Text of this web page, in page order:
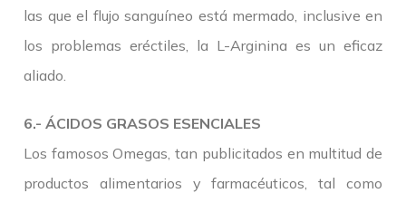
las que el flujo sanguíneo está mermado, inclusive en
los problemas eréctiles, la L-Arginina es un eficaz
aliado.
6.- ÁCIDOS GRASOS ESENCIALES
Los famosos Omegas, tan publicitados en multitud de
productos alimentarios y farmacéuticos, tal como